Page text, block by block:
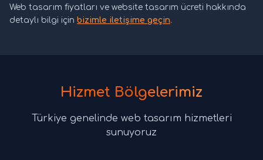
Web tasarım fiyatları ve website tasarım ücreti hakkında
detaylı bilgi için bizimle iletişime geçin.
Hizmet Bölgelerimiz
Türkiye genelinde web tasarım hizmetleri
sunuyoruz